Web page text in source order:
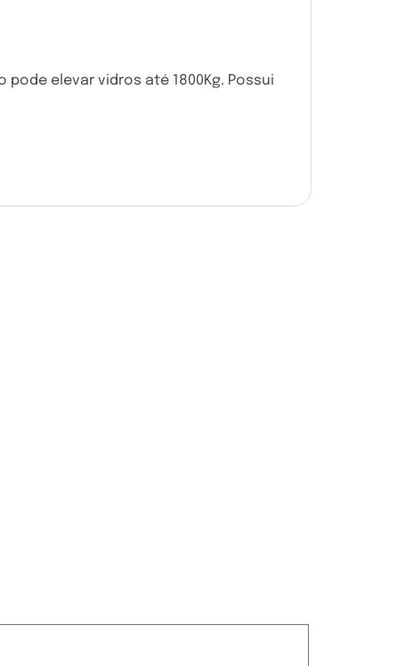
elevar vidros até 1800Kg. Possui